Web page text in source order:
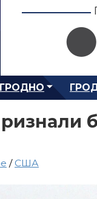
ГРОДНО
/США